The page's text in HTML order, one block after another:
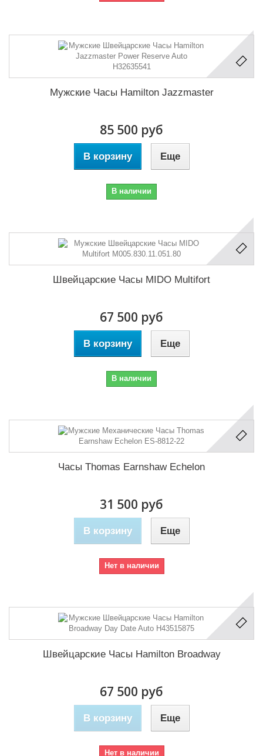
Мужские Часы Hamilton Jazzmaster
85 500 руб
В корзину Еще
В наличии
Швейцарские Часы MIDO Multifort
67 500 руб
В корзину Еще
В наличии
Часы Thomas Earnshaw Echelon
31 500 руб
В корзину Еще
Нет в наличии
Швейцарские Часы Hamilton Broadway
67 500 руб
В корзину Еще
Нет в наличии